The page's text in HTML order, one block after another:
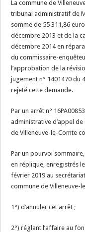
La commune de
tribunal administratif de
somme de 55 311,86
décembre 2013 et de la
décembre 2014 en
du commissaire-
l’approbation de la
jugement n° 1401470 du
rejeté cette demande.
Par un arrêt n°
administrative d’appel
de Villeneuve-le-Comte
Par un pourvoi
en réplique, enregistrés
février 2019 au
commune de Villeneuve-
1°) d’annuler cet arrêt ;
2°) réglant l’affaire au